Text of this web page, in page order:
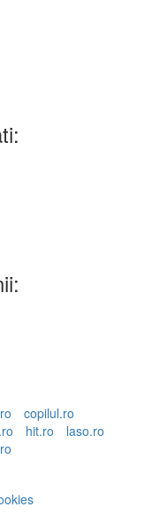
copilul.ro
hit.ro
laso.ro